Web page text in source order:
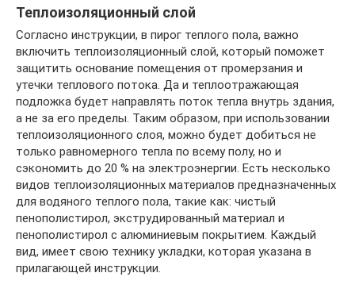
Теплоизоляционный слой
Согласно инструкции, в пирог теплого пола, важно
включить теплоизоляционный слой, который поможет
защитить основание помещения от промерзания и
утечки теплового потока. Да и теплоотражающая
подложка будет направлять поток тепла внутрь здания,
а не за его пределы. Таким образом, при использовании
теплоизоляционного слоя, можно будет добиться не
только равномерного тепла по всему полу, но и
сэкономить до 20 % на электроэнергии. Есть несколько
видов теплоизоляционных материалов предназначенных
для водяного теплого пола, такие как: чистый
пенополистирол, экструдированный материал и
пенополистирол с алюминиевым покрытием. Каждый
вид, имеет свою технику укладки, которая указана в
прилагающей инструкции.